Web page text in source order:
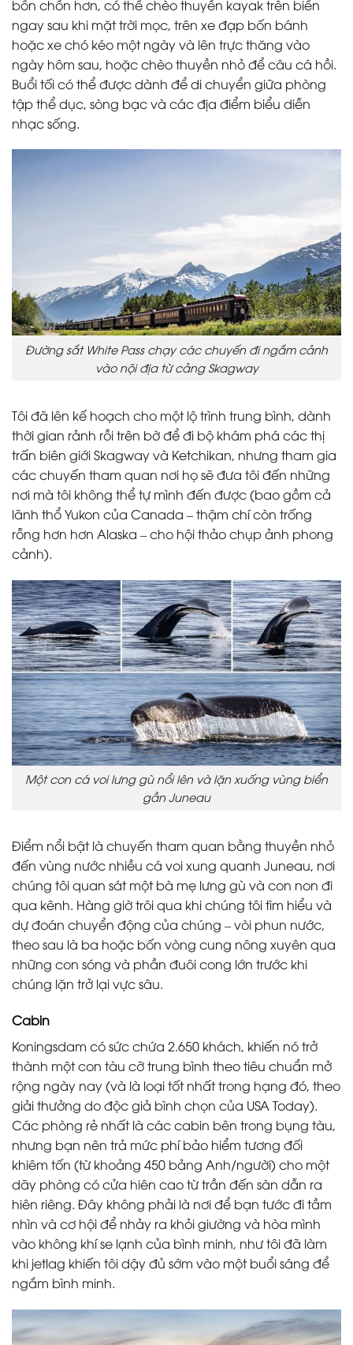
bồn chồn hơn, có thể chèo thuyền kayak trên biển
ngay sau khi mặt trời mọc, trên xe đạp bốn bánh
hoặc xe chó kéo một ngày và lên trực thăng vào
ngày hôm sau, hoặc chèo thuyền nhỏ để câu cá hồi.
Buổi tối có thể được dành để di chuyển giữa phòng
tập thể dục, sòng bạc và các địa điểm biểu diễn
nhạc sống.
Đường sắt White Pass chạy các chuyến đi ngắm cảnh
vào nội địa từ cảng Skagway
Tôi đã lên kế hoạch cho một lộ trình trung bình, dành
thời gian rảnh rỗi trên bờ để đi bộ khám phá các thị
trấn biên giới Skagway và Ketchikan, nhưng tham gia
các chuyến tham quan nơi họ sẽ đưa tôi đến những
nơi mà tôi không thể tự mình đến được (bao gồm cả
lãnh thổ Yukon của Canada – thậm chí còn trống
rỗng hơn hơn Alaska – cho hội thảo chụp ảnh phong
cảnh).
Một con cá voi lưng gù nổi lên và lặn xuống vùng biển
gần Juneau
Điểm nổi bật là chuyến tham quan bằng thuyền nhỏ
đến vùng nước nhiều cá voi xung quanh Juneau, nơi
chúng tôi quan sát một bà mẹ lưng gù và con non đi
qua kênh. Hàng giờ trôi qua khi chúng tôi tìm hiểu và
dự đoán chuyển động của chúng – vòi phun nước,
theo sau là ba hoặc bốn vòng cung nông xuyên qua
những con sóng và phần đuôi cong lớn trước khi
chúng lặn trở lại vực sâu.
Cabin
Koningsdam có sức chứa 2.650 khách, khiến nó trở
thành một con tàu cỡ trung bình theo tiêu chuẩn mở
rộng ngày nay (và là loại tốt nhất trong hạng đó, theo
giải thưởng do độc giả bình chọn của USA Today).
Các phòng rẻ nhất là các cabin bên trong bụng tàu,
nhưng bạn nên trả mức phí bảo hiểm tương đối
khiêm tốn (từ khoảng 450 bảng Anh/người) cho một
dãy phòng có cửa hiên cao từ trần đến sàn dẫn ra
hiên riêng. Đây không phải là nơi để bạn tước đi tầm
nhìn và cơ hội để nhảy ra khỏi giường và hòa mình
vào không khí se lạnh của bình minh, như tôi đã làm
khi jetlag khiến tôi dậy đủ sớm vào một buổi sáng để
ngắm bình minh.